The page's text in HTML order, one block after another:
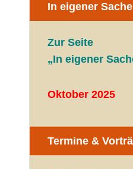
In eigener Sache
Zur Seite
„In eigener
Oktober 2025
Termine &